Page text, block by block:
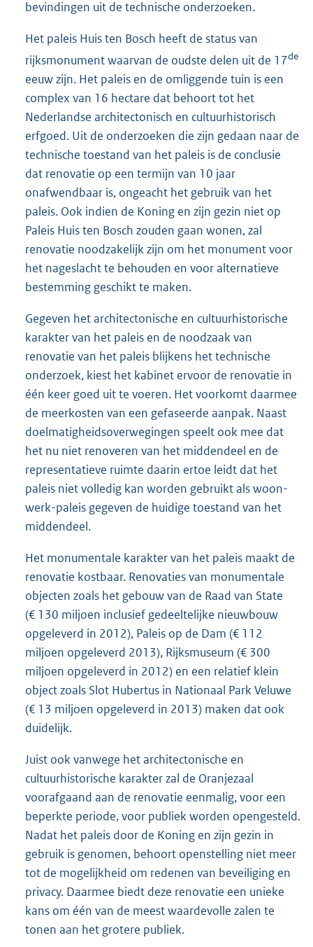
bevindingen uit de technische onderzoeken.
Het paleis Huis ten Bosch heeft de status van
rijksmonument waarvan de oudste delen uit de 17de
eeuw zijn. Het paleis en de omliggende tuin is een
complex van 16 hectare dat behoort tot het
Nederlandse architectonisch en cultuurhistorisch
erfgoed. Uit de onderzoeken die zijn gedaan naar de
technische toestand van het paleis is de conclusie
dat renovatie op een termijn van 10 jaar
onafwendbaar is, ongeacht het gebruik van het
paleis. Ook indien de Koning en zijn gezin niet op
Paleis Huis ten Bosch zouden gaan wonen, zal
renovatie noodzakelijk zijn om het monument voor
het nageslacht te behouden en voor alternatieve
bestemming geschikt te maken.
Gegeven het architectonische en cultuurhistorische
karakter van het paleis en de noodzaak van
renovatie van het paleis blijkens het technische
onderzoek, kiest het kabinet ervoor de renovatie in
één keer goed uit te voeren. Het voorkomt daarmee
de meerkosten van een gefaseerde aanpak. Naast
doelmatigheidsoverwegingen speelt ook mee dat
het nu niet renoveren van het middendeel en de
representatieve ruimte daarin ertoe leidt dat het
paleis niet volledig kan worden gebruikt als woon-
werk-paleis gegeven de huidige toestand van het
middendeel.
Het monumentale karakter van het paleis maakt de
renovatie kostbaar. Renovaties van monumentale
objecten zoals het gebouw van de Raad van State
(€ 130 miljoen inclusief gedeeltelijke nieuwbouw
opgeleverd in 2012), Paleis op de Dam (€ 112
miljoen opgeleverd 2013), Rijksmuseum (€ 300
miljoen opgeleverd in 2012) en een relatief klein
object zoals Slot Hubertus in Nationaal Park Veluwe
(€ 13 miljoen opgeleverd in 2013) maken dat ook
duidelijk.
Juist ook vanwege het architectonische en
cultuurhistorische karakter zal de Oranjezaal
voorafgaand aan de renovatie eenmalig, voor een
beperkte periode, voor publiek worden opengesteld.
Nadat het paleis door de Koning en zijn gezin in
gebruik is genomen, behoort openstelling niet meer
tot de mogelijkheid om redenen van beveiliging en
privacy. Daarmee biedt deze renovatie een unieke
kans om één van de meest waardevolle zalen te
tonen aan het grotere publiek.